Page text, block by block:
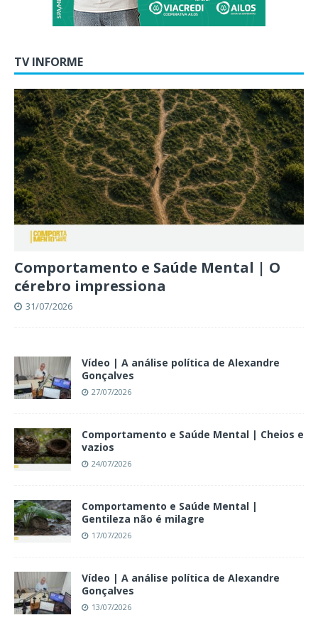
TV INFORME
Comportamento e Saúde Mental | O
cérebro impressiona
31/07/2026
Vídeo | A análise política de Alexandre
Gonçalves
27/07/2026
Comportamento e Saúde Mental | Cheios e
vazios
24/07/2026
Comportamento e Saúde Mental |
Gentileza não é milagre
17/07/2026
Vídeo | A análise política de Alexandre
Gonçalves
13/07/2026